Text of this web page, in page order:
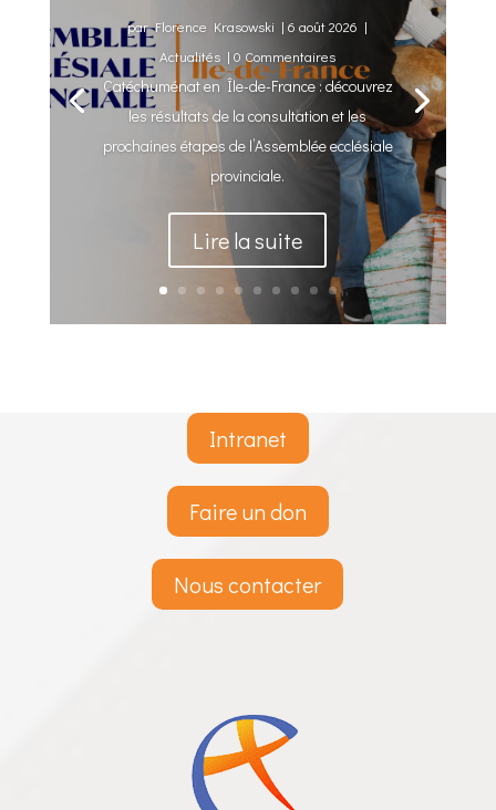
parFlorence Krasowski |6 août 2026 |
Actualités | 0 Commentaires
Catéchuménat en Île-de-France : découvrez
les résultats de la consultation et les
prochaines étapes de l’Assemblée ecclésiale
provinciale.
Lire la suite
Intranet
Faire un don
Nous contacter